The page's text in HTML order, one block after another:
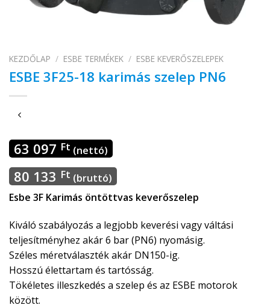
KEZDŐLAP / ESBE TERMÉKEK / ESBE KEVERŐSZELEPEK
ESBE 3F25-18 karimás szelep PN6
63 097 Ft (nettó)
80 133 Ft (bruttó)
Esbe 3F Karimás öntöttvas keverőszelep
Kiváló szabályozás a legjobb keverési vagy váltási
teljesítményhez akár 6 bar (PN6) nyomásig.
Széles méretválaszték akár DN150-ig.
Hosszú élettartam és tartósság.
Tökéletes illeszkedés a szelep és az ESBE motorok
között.